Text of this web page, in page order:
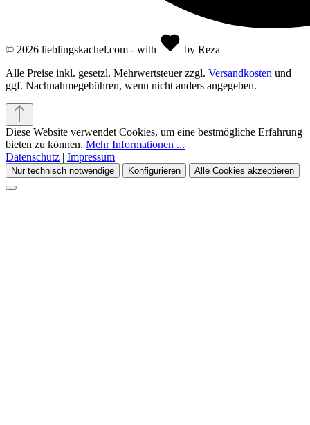
© 2026 lieblingskachel.com - with
by Reza
Alle Preise inkl. gesetzl. Mehrwertsteuer zzgl. Versandkosten und
ggf. Nachnahmegebühren, wenn nicht anders angegeben.
Diese Website verwendet Cookies, um eine bestmögliche Erfahrung
bieten zu können. Mehr Informationen ...
Datenschutz | Impressum
Nur technisch notwendige Konfigurieren Alle Cookies akzeptieren